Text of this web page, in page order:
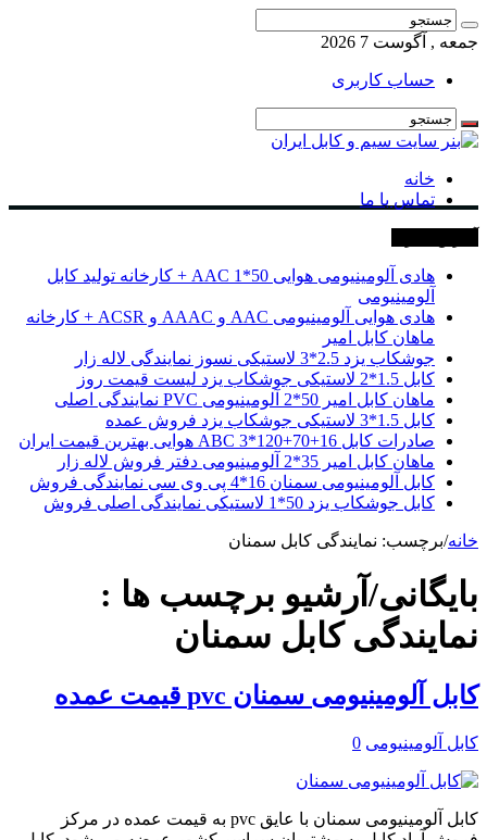
جمعه , آگوست 7 2026
حساب کاربری
خانه
تماس با ما
هادی آلومینیومی هوایی 50*1 AAC + کارخانه تولید کابل
آلومینیومی
هادی هوایی آلومینیومی AAC و AAAC و ACSR + کارخانه
ماهان کابل امیر
جوشکاب یزد 2.5*3 لاستیکی نسوز نمایندگی لاله زار
کابل 1.5*2 لاستیکی جوشکاب یزد لیست قیمت روز
ماهان کابل امیر 50*2 آلومینیومی PVC نمایندگی اصلی
کابل 1.5*3 لاستیکی جوشکاب یزد فروش عمده
صادرات کابل 16+70+120*3 ABC هوایی بهترین قیمت ایران
ماهان کابل امیر 35*2 آلومینیومی دفتر فروش لاله زار
کابل آلومینیومی سمنان 16*4 پی وی سی نمایندگی فروش
کابل جوشکاب یزد 50*1 لاستیکی نمایندگی اصلی فروش
خانه/برچسب: نمایندگی کابل سمنان
بایگانی/آرشیو برچسب ها :
نمایندگی کابل سمنان
کابل آلومینیومی سمنان pvc قیمت عمده
کابل آلومینیومی 0
کابل آلومینیومی سمنان با عایق pvc به قیمت عمده در مرکز